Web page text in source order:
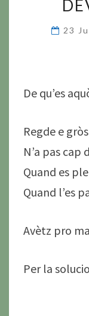
23
De qu’es
Regde e gròs
N’a pas cap
Quand es
Quand l’es
Avètz pro
Per la